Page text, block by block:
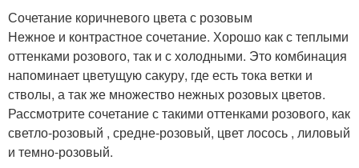
Сочетание коричневого цвета с розовым
Нежное и контрастное сочетание. Хорошо как с теплыми
оттенками розового, так и с холодными. Это комбинация
напоминает цветущую сакуру, где есть тока ветки и
стволы, а так же множество нежных розовых цветов.
Рассмотрите сочетание с такими оттенками розового, как
светло-розовый , средне-розовый, цвет лосось , лиловый
и темно-розовый.